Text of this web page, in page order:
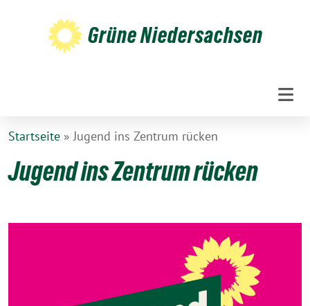
Grüne Niedersachsen
Startseite »Jugend ins Zentrum rücken
Jugend ins Zentrum rücken